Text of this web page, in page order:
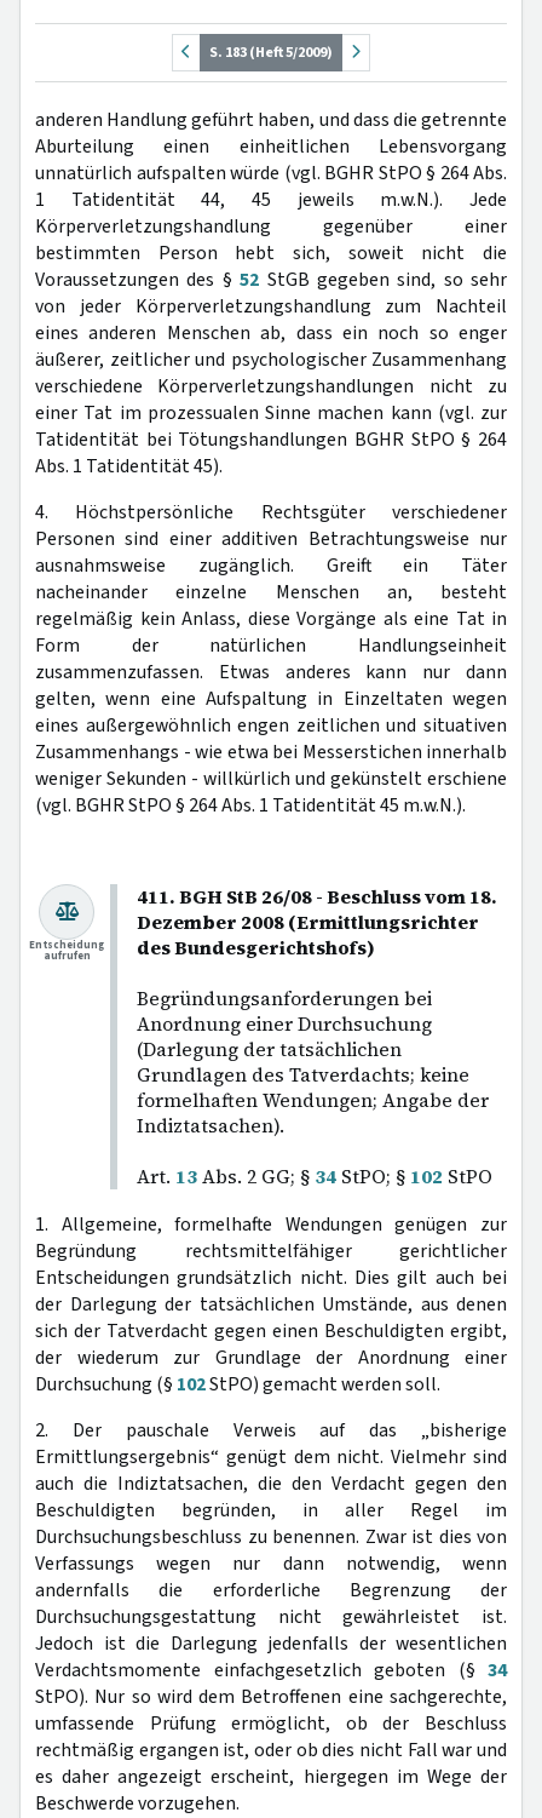
S. 183 (Heft 5/2009)
anderen Handlung geführt haben, und dass die getrennte
Aburteilung einen einheitlichen Lebensvorgang
unnatürlich aufspalten würde (vgl. BGHR StPO § 264 Abs.
1 Tatidentität 44, 45 jeweils m.w.N.). Jede
Körperverletzungshandlung gegenüber einer
bestimmten Person hebt sich, soweit nicht die
Voraussetzungen des §52 StGB gegeben sind, so sehr
von jeder Körperverletzungshandlung zum Nachteil
eines anderen Menschen ab, dass ein noch so enger
äußerer, zeitlicher und psychologischer Zusammenhang
verschiedene Körperverletzungshandlungen nicht zu
einer Tat im prozessualen Sinne machen kann (vgl. zur
Tatidentität bei Tötungshandlungen BGHR StPO § 264
Abs. 1 Tatidentität 45).
4. Höchstpersönliche Rechtsgüter verschiedener
Personen sind einer additiven Betrachtungsweise nur
ausnahmsweise zugänglich. Greift ein Täter
nacheinander einzelne Menschen an, besteht
regelmäßig kein Anlass, diese Vorgänge als eine Tat in
Form der natürlichen Handlungseinheit
zusammenzufassen. Etwas anderes kann nur dann
gelten, wenn eine Aufspaltung in Einzeltaten wegen
eines außergewöhnlich engen zeitlichen und situativen
Zusammenhangs - wie etwa bei Messerstichen innerhalb
weniger Sekunden - willkürlich und gekünstelt erschiene
(vgl. BGHR StPO § 264 Abs. 1 Tatidentität 45 m.w.N.).
411. BGH StB 26/08 - Beschluss vom 18.
Dezember 2008 (Ermittlungsrichter
des Bundesgerichtshofs)
Begründungsanforderungen bei
Anordnung einer Durchsuchung
(Darlegung der tatsächlichen
Grundlagen des Tatverdachts; keine
formelhaften Wendungen; Angabe der
Indiztatsachen).
Art. 13Abs. 2 GG; § 34 StPO; § 102 StPO
Entscheidung
aufrufen
1. Allgemeine, formelhafte Wendungen genügen zur
Begründung rechtsmittelfähiger gerichtlicher
Entscheidungen grundsätzlich nicht. Dies gilt auch bei
der Darlegung der tatsächlichen Umstände, aus denen
sich der Tatverdacht gegen einen Beschuldigten ergibt,
der wiederum zur Grundlage der Anordnung einer
Durchsuchung (§ 102StPO) gemacht werden soll.
2. Der pauschale Verweis auf das „bisherige
Ermittlungsergebnis“ genügt dem nicht. Vielmehr sind
auch die Indiztatsachen, die den Verdacht gegen den
Beschuldigten begründen, in aller Regel im
Durchsuchungsbeschluss zu benennen. Zwar ist dies von
Verfassungs wegen nur dann notwendig, wenn
andernfalls die erforderliche Begrenzung der
Durchsuchungsgestattung nicht gewährleistet ist.
Jedoch ist die Darlegung jedenfalls der wesentlichen
Verdachtsmomente einfachgesetzlich geboten (§ 34
StPO). Nur so wird dem Betroffenen eine sachgerechte,
umfassende Prüfung ermöglicht, ob der Beschluss
rechtmäßig ergangen ist, oder ob dies nicht Fall war und
es daher angezeigt erscheint, hiergegen im Wege der
Beschwerde vorzugehen.